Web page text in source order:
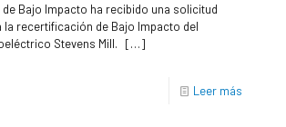
Bajo Impacto ha recibido una solicitud
la recertificación de Bajo Impacto del
Stevens Mill.
[…]
Leer más